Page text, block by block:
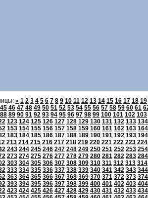
« 1 2 3 4 5 6 7 8 9 10 11 12 13 14 15 16 17 18 19
45 46 47 48 49 50 51 52 53 54 55 56 57 58 59 60 61
88 89 90 91 92 93 94 95 96 97 98 99 100 101 102 103
123 124 125 126 127 128 129 130 131 132 133 134
153 154 155 156 157 158 159 160 161 162 163 164
183 184 185 186 187 188 189 190 191 192 193 194
213 214 215 216 217 218 219 220 221 222 223 224
243 244 245 246 247 248 249 250 251 252 253 254
273 274 275 276 277 278 279 280 281 282 283 284
303 304 305 306 307 308 309 310 311 312 313 314
333 334 335 336 337 338 339 340 341 342 343 344
363 364 365 366 367 368 369 370 371 372 373 374
393 394 395 396 397 398 399 400 401 402 403 404
423 424 425 426 427 428 429 430 431 432 433 434